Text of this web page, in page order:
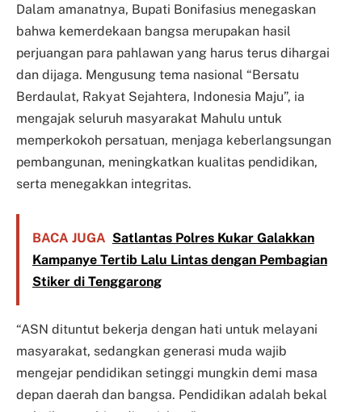
Dalam amanatnya, Bupati Bonifasius menegaskan
bahwa kemerdekaan bangsa merupakan hasil
perjuangan para pahlawan yang harus terus dihargai
dan dijaga. Mengusung tema nasional “Bersatu
Berdaulat, Rakyat Sejahtera, Indonesia Maju”, ia
mengajak seluruh masyarakat Mahulu untuk
memperkokoh persatuan, menjaga keberlangsungan
pembangunan, meningkatkan kualitas pendidikan,
serta menegakkan integritas.
BACA JUGA Satlantas Polres Kukar Galakkan
Kampanye Tertib Lalu Lintas dengan Pembagian
Stiker di Tenggarong
“ASN dituntut bekerja dengan hati untuk melayani
masyarakat, sedangkan generasi muda wajib
mengejar pendidikan setinggi mungkin demi masa
depan daerah dan bangsa. Pendidikan adalah bekal